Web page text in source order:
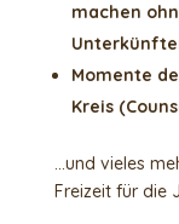
machen
Momente
Kreis
…und vieles
Freizeit für die